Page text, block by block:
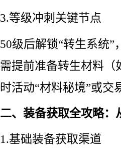
3.等级冲刺关键节点
50级后解锁“转生系统
需提前准备转生材料（
时活动“材料秘境”或交
二、装备获取全攻略：
1.基础装备获取渠道